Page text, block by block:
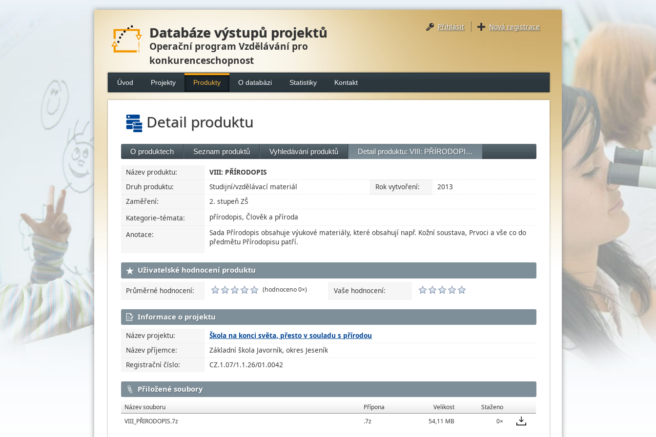
Databáze výstupů projektů
Operační program Vzdělávání pro
konkurenceschopnost
Přihlásit Nová registrace
Úvod Projekty Produkty O databázi Statistiky Kontakt
Detail produktu
O produktech Seznam produktů Vyhledávání produktů Detail produktu: VIII: PŘÍRODOPI…
Název produktu:
VIII: PŘÍRODOPIS
Druh produktu:
Studijní/vzdělávací materiál Rok vytvoření:
2013
Zaměření:
2. stupeň ZŠ
Kategorie–témata:
přírodopis, Člověk a příroda
Anotace:
Sada Přírodopis obsahuje výukové materiály, které obsahují např. Kožní soustava, Prvoci a vše co do
předmětu Přírodopisu patří.
Uživatelské hodnocení produktu
Průměrné hodnocení: (hodnoceno 0×) Vaše hodnocení:
Informace o projektu
Název projektu:
Škola na konci světa, přesto v souladu s přírodou
Název příjemce:
Základní škola Javorník, okres Jeseník
Registrační číslo:
CZ.1.07/1.1.26/01.0042
Přiložené soubory
Název souboru Přípona Velikost
Staženo
VIII_PŘIRODOPIS.7z
.7z 54,11 MB 0×